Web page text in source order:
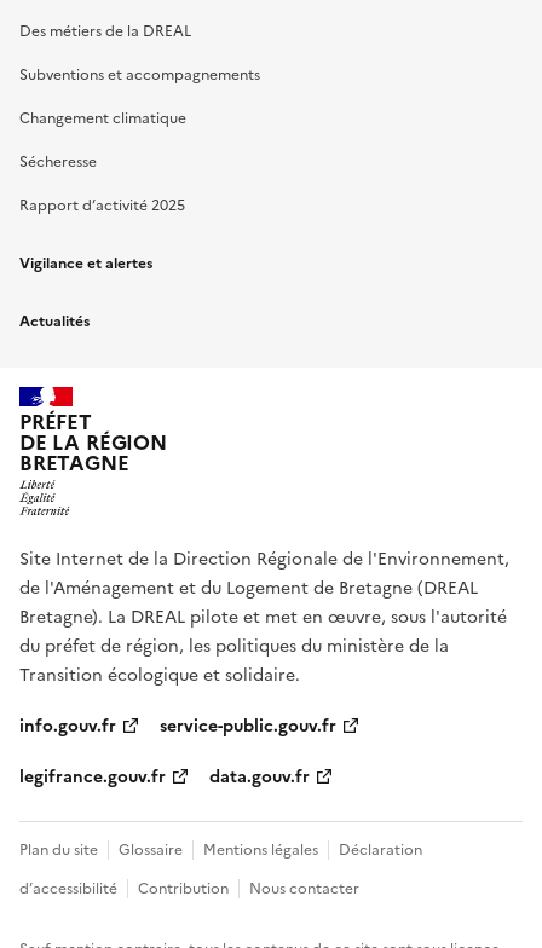
Des métiers de la DREAL
Subventions et accompagnements
Changement climatique
Sécheresse
Rapport d’activité 2025
Vigilance et alertes
Actualités
PRÉFET
DE LA RÉGION
BRETAGNE
Site Internet de la Direction Régionale de l'Environnement,
de l'Aménagement et du Logement de Bretagne (DREAL
Bretagne). La DREAL pilote et met en œuvre, sous l'autorité
du préfet de région, les politiques du ministère de la
Transition écologique et solidaire.
info.gouv.fr
service-public.gouv.fr
legifrance.gouv.fr
data.gouv.fr
Plan du site Glossaire Mentions légales
Déclaration
d’accessibilité
Contribution Nous contacter